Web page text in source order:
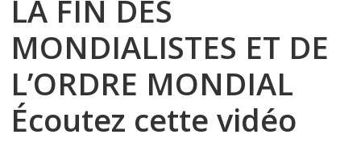
LA FIN DES
MONDIALISTES ET DE
L’ORDRE MONDIAL
Écoutez cette vidéo